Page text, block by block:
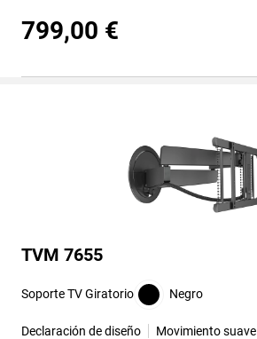
5
estrellas.
reseña
799,00 €
TVM 7655
Soporte TV Giratorio Negro
Declaración de diseño Movimiento suave